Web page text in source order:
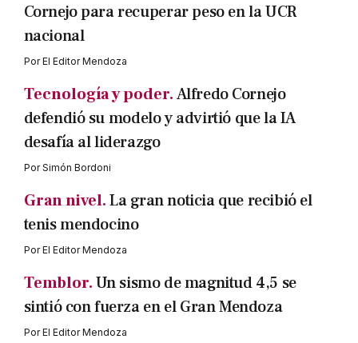
Cornejo para recuperar peso en la UCR
nacional
PorEl Editor Mendoza
Tecnología y poder.Alfredo Cornejo
defendió su modelo y advirtió que la IA
desafía al liderazgo
PorSimón Bordoni
Gran nivel.La gran noticia que recibió el
tenis mendocino
PorEl Editor Mendoza
Temblor.Un sismo de magnitud 4,5 se
sintió con fuerza en el Gran Mendoza
PorEl Editor Mendoza